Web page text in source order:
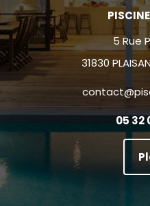
5 Rue
31830
05 32